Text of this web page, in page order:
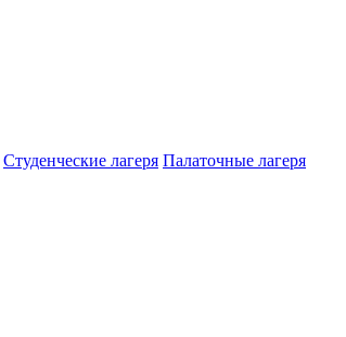
Студенческие лагеря Палаточные лагеря